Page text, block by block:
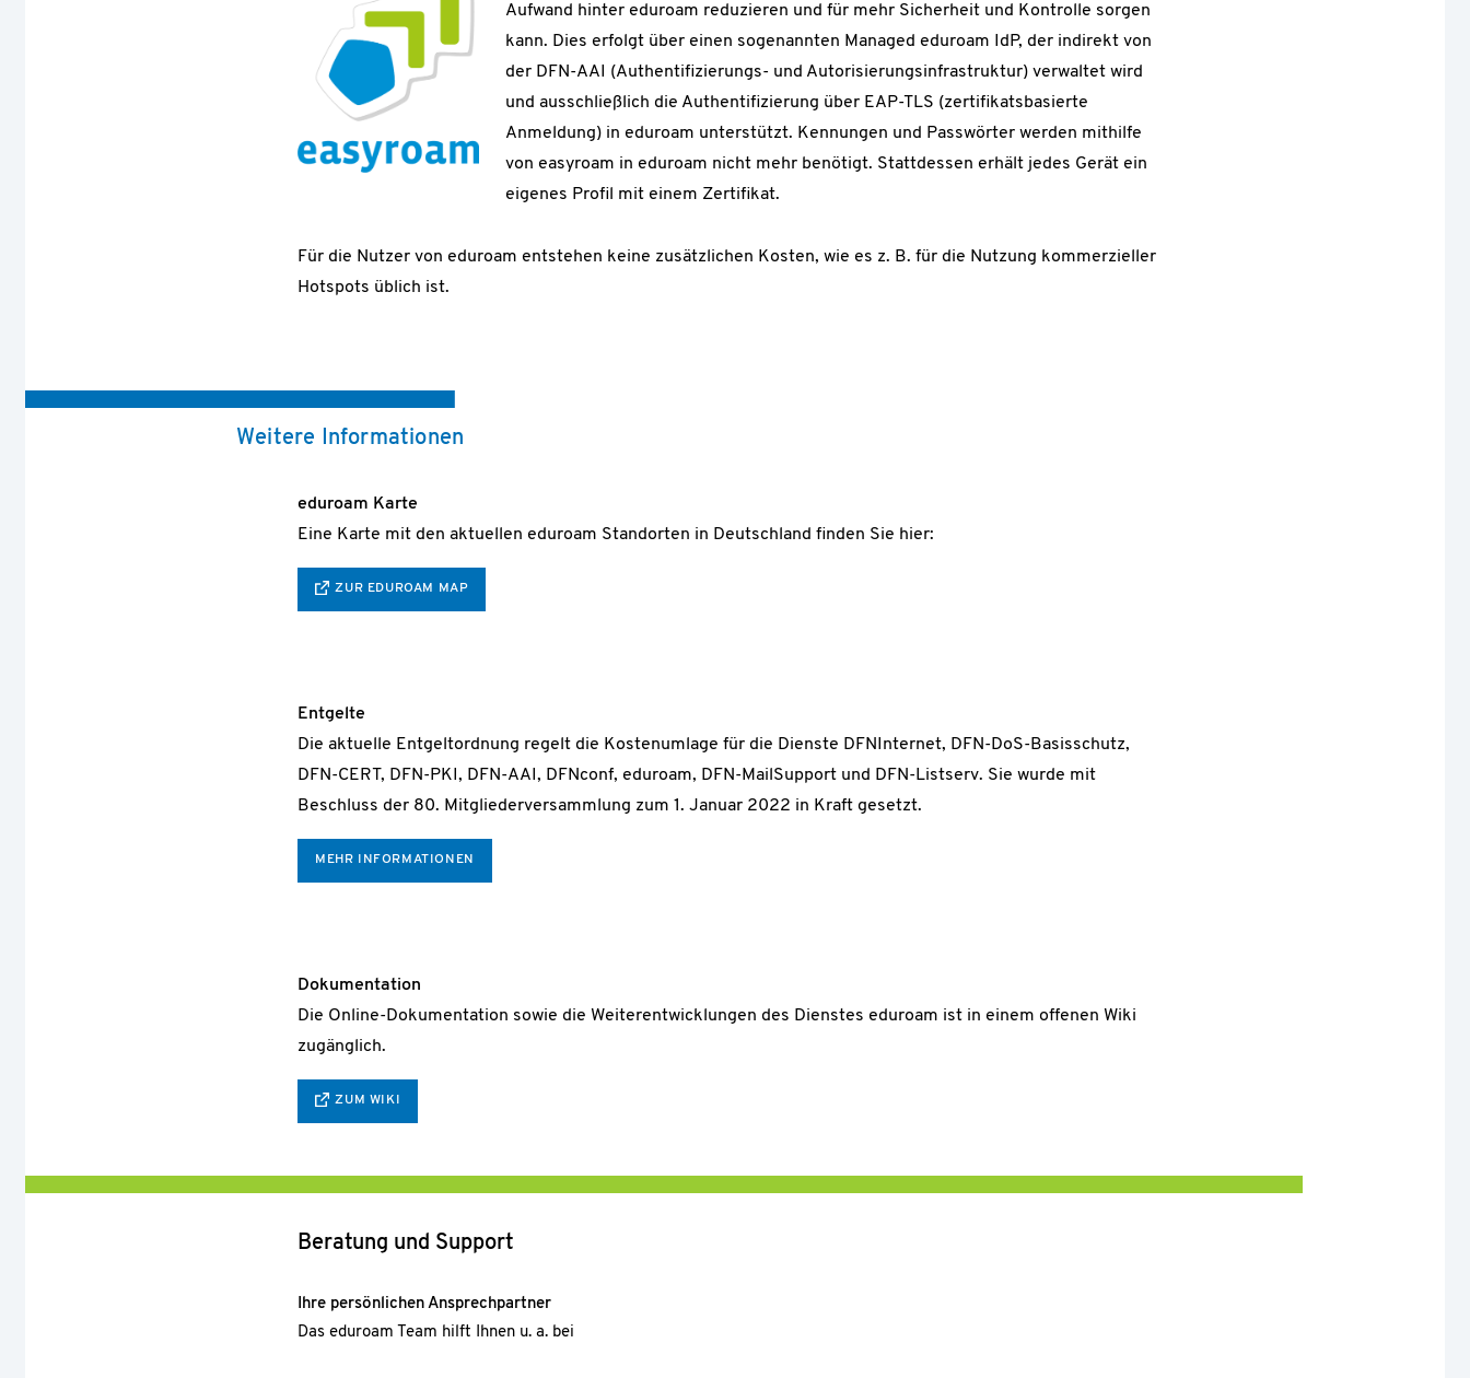
Aufwand hinter eduroam reduzieren und für mehr Sicherheit und Kontrolle sorgen
kann. Dies erfolgt über einen sogenannten Managed eduroam IdP, der indirekt von
der DFN-AAI (Authentifizierungs- und Autorisierungsinfrastruktur) verwaltet wird
und ausschließlich die Authentifizierung über EAP-TLS (zertifikatsbasierte
Anmeldung) in eduroam unterstützt. Kennungen und Passwörter werden mithilfe
von easyroam in eduroam nicht mehr benötigt. Stattdessen erhält jedes Gerät ein
eigenes Profil mit einem Zertifikat.
Für die Nutzer von eduroam entstehen keine zusätzlichen Kosten, wie es z. B. für die Nutzung kommerzieller
Hotspots üblich ist.
Weitere Informationen
eduroam Karte
Eine Karte mit den aktuellen eduroam Standorten in Deutschland finden Sie hier:
ZUR EDUROAM MAP
Entgelte
Die aktuelle Entgeltordnung regelt die Kostenumlage für die Dienste DFNInternet, DFN-DoS-Basisschutz,
DFN-CERT, DFN-PKI, DFN-AAI, DFNconf, eduroam, DFN-MailSupport und DFN-Listserv. Sie wurde mit
Beschluss der 80. Mitgliederversammlung zum 1. Januar 2022 in Kraft gesetzt.
MEHR INFORMATIONEN
Dokumentation
Die Online-Dokumentation sowie die Weiterentwicklungen des Dienstes eduroam ist in einem offenen Wiki
zugänglich.
ZUM WIKI
Beratung und Support
Ihre persönlichen Ansprechpartner
Das eduroam Team hilft Ihnen u. a. bei